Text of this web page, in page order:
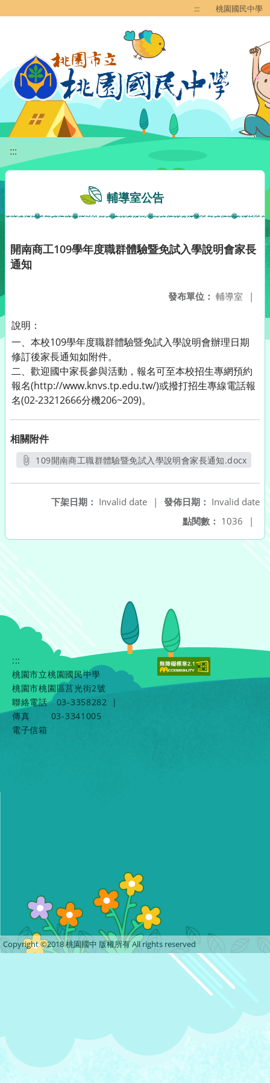
::: 桃園國民中學
:::
輔導室公告
開南商工109學年度職群體驗暨免試入學說明會家長
通知
發布單位： 輔導室 |
說明：
一、本校109學年度職群體驗暨免試入學說明會辦理日期
修訂後家長通知如附件。
二、歡迎國中家長參與活動，報名可至本校招生專網預約
報名(http://www.knvs.tp.edu.tw/)或撥打招生專線電話報
名(02-23212666分機206~209)。
相關附件
109開南商工職群體驗暨免試入學說明會家長通知.docx
發佈日期： Invalid date
下架日期： Invalid date
|
點閱數： 1036 |
:::
桃園市立桃園國民中學
桃園市桃園區莒光街2號
聯絡電話
03-3358282
|
傳真
03-3341005
電子信箱
Copyright ©2018 桃園國中 版權所有 All rights reserved